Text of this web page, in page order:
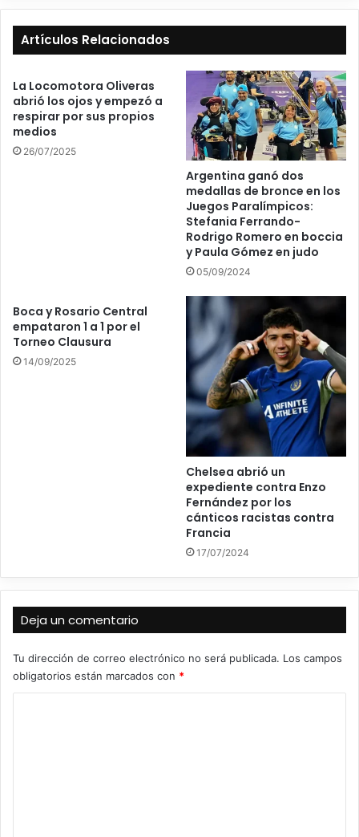
Artículos Relacionados
La Locomotora Oliveras
abrió los ojos y empezó a
respirar por sus propios
medios
26/07/2025
Argentina ganó dos
medallas de bronce en los
Juegos Paralímpicos:
Stefania Ferrando-
Rodrigo Romero en boccia
y Paula Gómez en judo
05/09/2024
Boca y Rosario Central
empataron 1 a 1 por el
Torneo Clausura
14/09/2025
Chelsea abrió un
expediente contra Enzo
Fernández por los
cánticos racistas contra
Francia
17/07/2024
Deja un comentario
Tu dirección de correo electrónico no será publicada. Los campos
obligatorios están marcados con *